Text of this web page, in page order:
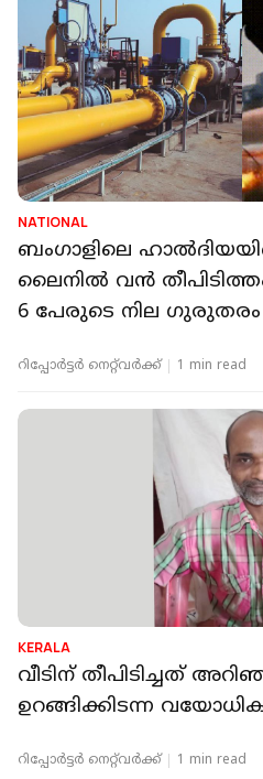
NATIONAL
ബംഗാളിലെ
ലൈനിൽ വൻ
6 പേരുടെ നില ഗുരുതരം
റിപ്പോർട്ടർ നെറ്റ്‌വര്‍ക്ക്‌ 1 min read
KERALA
വീടിന് തീപിടിച്ചത്
ഉറങ്ങിക്കിടന്ന
റിപ്പോർട്ടർ നെറ്റ്‌വര്‍ക്ക്‌ 1 min read